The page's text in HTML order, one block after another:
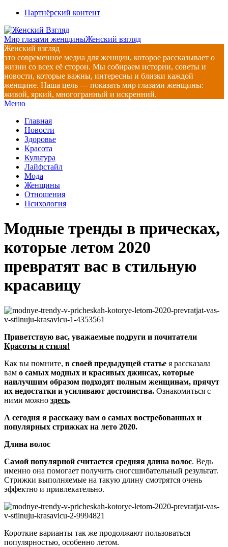
Перейти
содержимому
Партнёрский контент
Мир глазами женщиныЖенский взгляд
Женский взгляд
это современное медиа для женщин, которое рассказывает о
жизни со всех её сторон. Мы собираем истории, советы и
новости, которые важны, интересны и близки каждой
женщине. Наша цель — показать мир глазами женщины:
живой, яркий, многогранный и искренний.
Главное
меню
Меню
Главная
Новости
Здоровье
Красота
Культура
Лайфстайл
Мода
Женщины
Отношения
Психология
Модные тренды в прическах,
которые летом 2020
превратят вас в стильную
красавицу
Приветствую вас, уважаемые подруги и почитатели
Красоты и стиля!
Как вы помните, в своей предыдущей статье я рассказала
вам о самых модных и красивых джинсах, которые
наилучшим образом подходят полным женщинам, прячут
их недостатки и усиливают достоинства. Ознакомиться с
ними можно здесь.
А сегодня я расскажу вам о самых востребованных и
популярных стрижках на лето 2020.
Длина волос
Самой популярной считается средняя длина волос. Ведь
именно она помогает получить сногсшибательный результат.
Стрижки выполняемые на такую длину смотрятся очень
эффектно и привлекательно.
Короткие варианты так же продолжают пользоваться
популярностью, особенно летом.